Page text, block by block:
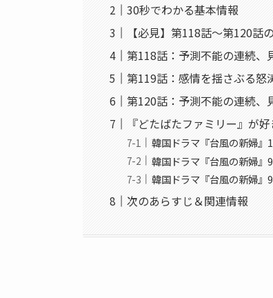
30秒でわかる基本情報
【必見】第118話〜第120話
第118話：予測不能の連続、
第119話：感情を揺さぶる怒
第120話：予測不能の連続、
『どたばたファミリー』が
韓国ドラマ『台風の新婦
韓国ドラマ『台風の新婦』
韓国ドラマ『台風の新婦
次のあらすじ＆関連情報